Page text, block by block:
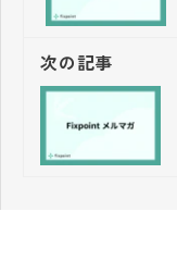
次の記事